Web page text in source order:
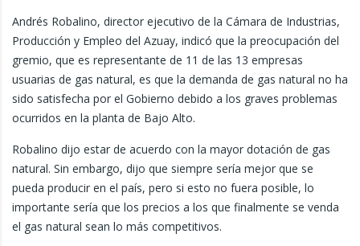
Andrés Robalino, director ejecutivo de la Cámara de Industrias,
Producción y Empleo del Azuay, indicó que la preocupación del
gremio, que es representante de 11 de las 13 empresas
usuarias de gas natural, es que la demanda de gas natural no ha
sido satisfecha por el Gobierno debido a los graves problemas
ocurridos en la planta de Bajo Alto.
Robalino dijo estar de acuerdo con la mayor dotación de gas
natural. Sin embargo, dijo que siempre sería mejor que se
pueda producir en el país, pero si esto no fuera posible, lo
importante sería que los precios a los que finalmente se venda
el gas natural sean lo más competitivos.